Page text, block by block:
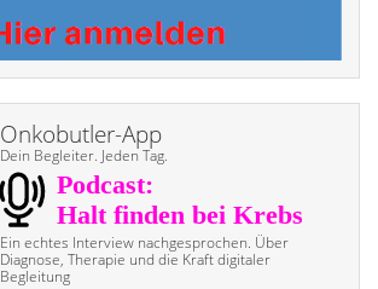
Onkobutler-App
Dein Begleiter. Jeden Tag.
Ein echtes Interview nach­gesprochen. Über
Diagnose, Therapie und die Kraft digitaler
Begleitung